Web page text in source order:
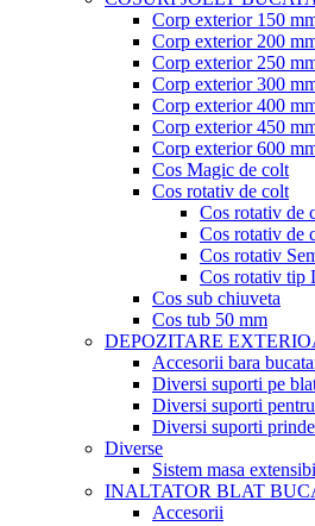
Corp exterior 150
Corp exterior 200
Corp exterior 250
Corp exterior 300
Corp exterior 400
Corp exterior 450
Corp exterior 600
Cos Magic de colt
Cos rotativ de colt
Cos rotativ de
Cos rotativ de
Cos rotativ
Cos rotativ tip
Cos sub chiuveta
Cos tub 50 mm
DEPOZITARE
Accesorii bara
Diversi suporti pe
Diversi suporti
Diversi suporti
Diverse
Sistem masa
INALTATOR BLAT
Accesorii